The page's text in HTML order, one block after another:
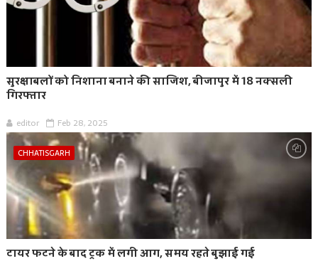
सुरक्षाबलों को निशाना बनाने की साजिश, बीजापुर में 18 नक्सली
गिरफ्तार
editor Feb 28, 2025
CHHATISGARH
टायर फटने के बाद ट्रक में लगी आग, समय रहते बुझाई गई